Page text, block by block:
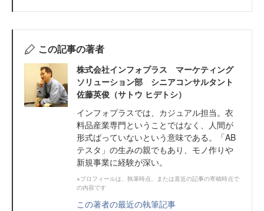
この記事の著者
株式会社インフォプラス マーケティング
ソリューション部 シニアコンサルタント
佐藤英俊（サトウ ヒデトシ）
インフォプラスでは、カジュアル担当。衣
料品産業専門ということではなく、人間が
形式ばっていないという意味である。「AB
テスタ」の生みの親でもあり、モノ作りや
新規事業に経験が深い。
※プロフィールは、執筆時点、または直近の記事の寄稿時点で
の内容です
この著者の最近の執筆記事